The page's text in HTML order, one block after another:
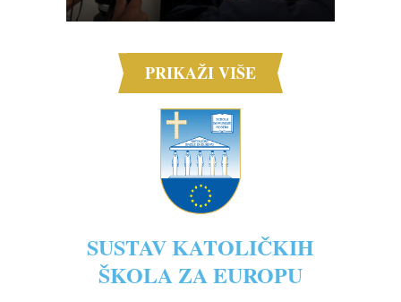
PRIKAŽI VIŠE
SUSTAV KATOLIČKIH
ŠKOLA ZA EUROPU